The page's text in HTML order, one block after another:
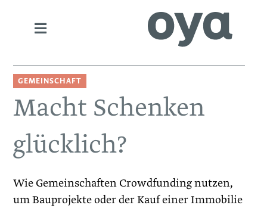
GEMEINSCHAFT
Macht Schenken
glücklich?
Wie Gemeinschaften Crowdfunding nutzen,
um Bauprojekte oder ­der Kauf einer Immobilie